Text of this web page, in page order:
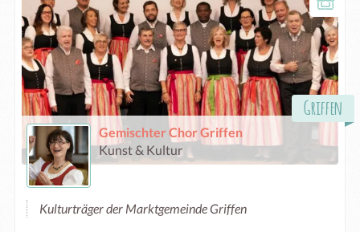
Griffen
Gemischter Chor Griffen
Kunst & Kultur
Kulturträger der Marktgemeinde Griffen